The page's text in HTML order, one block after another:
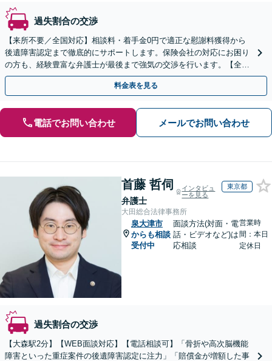
過失割合の交渉
【来所不要／全国対応】相談料・着手金0円で適正な慰謝料獲得から
後遺障害認定まで徹底的にサポートします。保険会社の対応にお困り
の方も、経験豊富な弁護士が最後まで強気の交渉を行います。【全国
13拠点】お気軽にご相談ください。
料金表を見る
電話でお問い合わせ メールでお問い合わせ
首藤 哲伺
弁護士
インタビュ
ーを見る
東京都
大田総合法律事務所
泉大津市
からも相談
受付中
面談方法(対面・電
話・ビデオなど)は
応相談
営業時
間：本日
定休日
過失割合の交渉
【大森駅2分】【WEB面談対応】【電話相談可】「骨折や高次脳機能
障害といった重症案件の後遺障害認定に注力」「賠償金が増額した事